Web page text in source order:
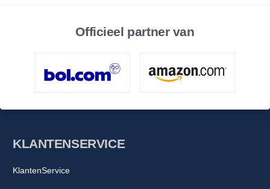
Officieel partner van
KLANTENSERVICE
KlantenService